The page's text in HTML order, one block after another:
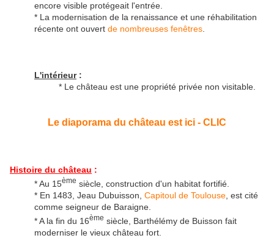
encore visible protégeait l'entrée.
* La modernisation de la renaissance et une réhabilitation
récente ont ouvert de nombreuses fenêtres
L'intérieur:
* Le château est une propriété privée non visitable.
Le diaporama du château est ici - CLIC
Histoire du château :
* Au 15ème siècle, construction d'un habitat fortifié.
* En 1483, Jeau Dubuisson, Capitoul de Toulouse , est cité
comme seigneur de Baraigne.
* A la fin du 16ème siècle, Barthélémy de Buisson fait
moderniser le vieux château fort.